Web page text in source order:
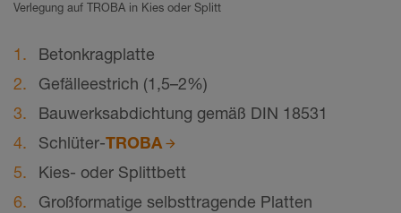
Verlegung auf TROBA in Kies oder Splitt
Betonkragplatte
Gefälleestrich (1,5–2%)
Bauwerksabdichtung gemäß DIN 18531
Schlüter-TROBA
Kies- oder Splittbett
Großformatige selbsttragende Platten